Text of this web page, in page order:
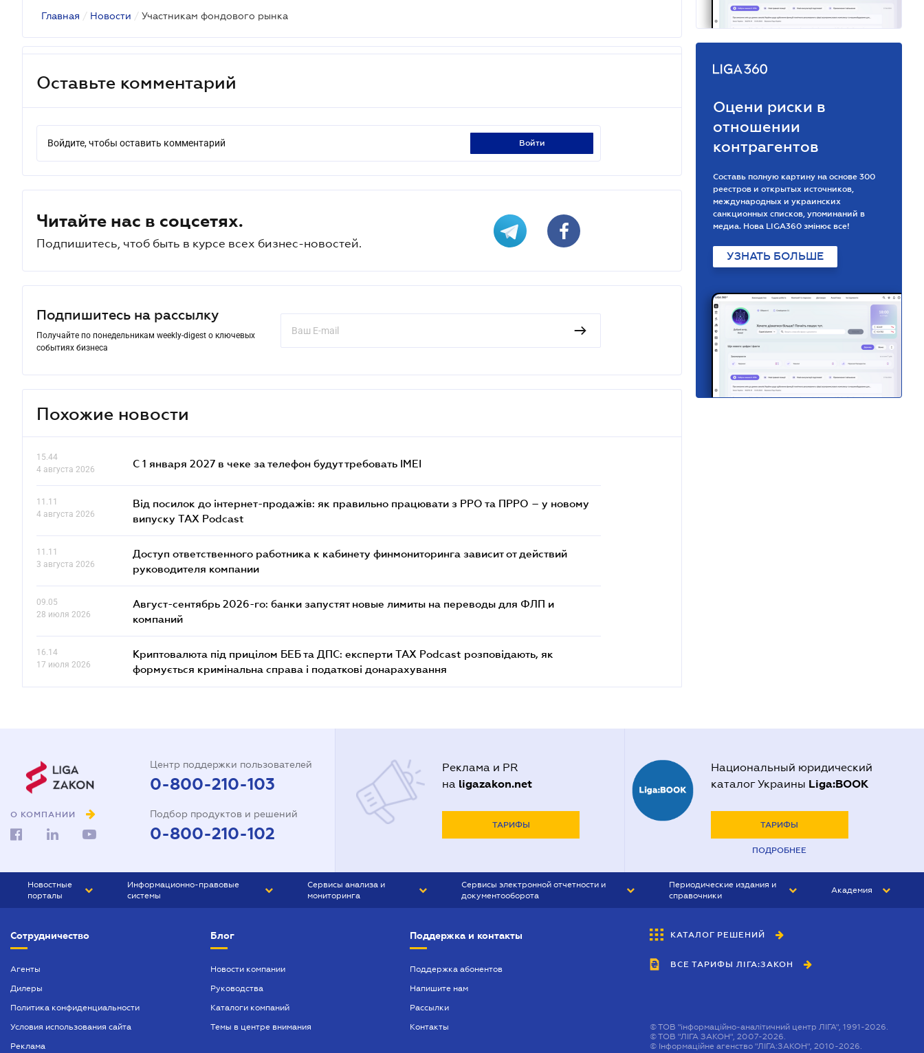
Главная / Новости / Участникам фондового рынка
Оставьте комментарий
Войдите, чтобы оставить комментарий войти
Читайте нас в соцсетях.
Подпишитесь, чтоб быть в курсе всех бизнес-новостей.
Подпишитесь на рассылку
Получайте по понедельникам weekly-digest о ключевых
событиях бизнеса
Похожие новости
15.44
4 августа 2026
С 1 января 2027 в чеке за телефон будут требовать IMEI
11.11
4 августа 2026
Від посилок до інтернет-продажів: як правильно працювати з РРО та ПРРО – у новому
випуску TAX Podcast
11.11
3 августа 2026
Доступ ответственного работника к кабинету финмониторинга зависит от действий
руководителя компании
09.05
28 июля 2026
Август-сентябрь 2026-го: банки запустят новые лимиты на переводы для ФЛП и
компаний
16.14
17 июля 2026
Криптовалюта під прицілом БЕБ та ДПС: експерти TAX Podcast розповідають, як
формується кримінальна справа і податкові донарахування
Оцени риски в
отношении
контрагентов
Составь полную картину на основе 300
реестров и открытых источников,
международных и украинских
санкционных списков, упоминаний в
медиа. Нова LIGA360 змінює все!
УЗНАТЬ БОЛЬШЕ
О КОМПАНИИ
Центр поддержки пользователей
0-800-210-103
Подбор продуктов и решений
0-800-210-102
Реклама и PR
на ligazakon.net
ТАРИФЫ
Национальный юридический
каталог Украины Liga:BOOK
ТАРИФЫ
ПОДРОБНЕЕ
Новостные
порталы
БИЗНЕС
Информационно-правовые
системы
БУХГАЛТЕР ПРОФ
ЮРИСТ ПРОФ
Сервисы анализа и
мониторинга
Сервисы электронной отчетности и
документооборота
Периодические издания и
справочники
БУХГАЛТЕР&ЗАКОН
ВЕСТНИК МСФО
Академия
Сотрудничество
Агенты
Дилеры
Политика конфиденциальности
Условия использования сайта
Реклама
Блог
Новости компании
Руководства
Каталоги компаний
Темы в центре внимания
Поддержка и контакты
Поддержка абонентов
Напишите нам
Рассылки
Контакты
КАТАЛОГ РЕШЕНИЙ
ВСЕ ТАРИФЫ ЛІГА:ЗАКОН
©ТОВ "інформаційно-аналітичний центр ЛІГА", 1991-2026.
©ТОВ "ЛІГА ЗАКОН", 2007-2026.
© Інформаційне агенство "ЛІГА:ЗАКОН", 2010-2026.